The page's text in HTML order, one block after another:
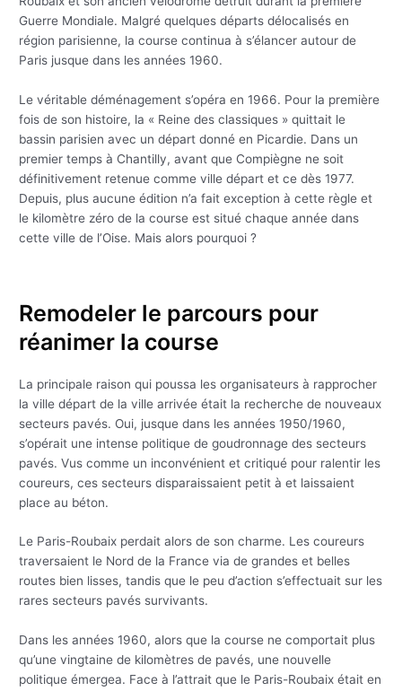
Guerre Mondiale. Malgré quelques départs délocalisés en
région parisienne, la course continua à s’élancer autour de
Paris jusque dans les années 1960.
Le véritable déménagement s’opéra en 1966. Pour la première
fois de son histoire, la « Reine des classiques » quittait le
bassin parisien avec un départ donné en Picardie. Dans un
premier temps à Chantilly, avant que Compiègne ne soit
définitivement retenue comme ville départ et ce dès 1977.
Depuis, plus aucune édition n’a fait exception à cette règle et
le kilomètre zéro de la course est situé chaque année dans
cette ville de l’Oise. Mais alors pourquoi ?
Remodeler le parcours pour
réanimer la course
La principale raison qui poussa les organisateurs à rapprocher
la ville départ de la ville arrivée était la recherche de nouveaux
secteurs pavés. Oui, jusque dans les années 1950/1960,
s’opérait une intense politique de goudronnage des secteurs
pavés. Vus comme un inconvénient et critiqué pour ralentir les
coureurs, ces secteurs disparaissaient petit à et laissaient
place au béton.
Le Paris-Roubaix perdait alors de son charme. Les coureurs
traversaient le Nord de la France via de grandes et belles
routes bien lisses, tandis que le peu d’action s’effectuait sur les
rares secteurs pavés survivants.
Dans les années 1960, alors que la course ne comportait plus
qu’une vingtaine de kilomètres de pavés, une nouvelle
politique émergea. Face à l’attrait que le Paris-Roubaix était en